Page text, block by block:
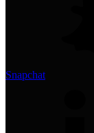
Snapchat